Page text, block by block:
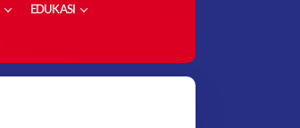
EDUKASI